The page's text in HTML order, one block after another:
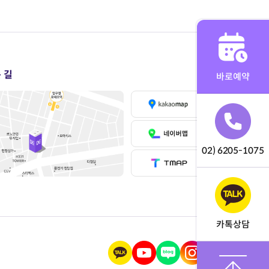
길 바로예약
02) 6205-1075
카톡상담